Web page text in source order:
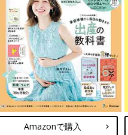
Amazonで購入